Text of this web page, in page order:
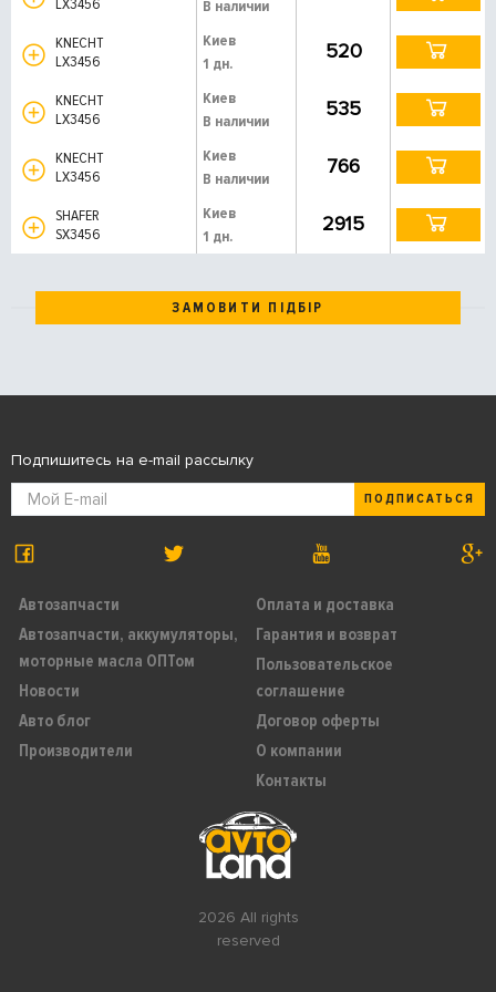
LX3456 В наличии
KNECHT
LX3456
Киев
1 дн.
520
KNECHT
LX3456
Киев
В наличии
535
KNECHT
LX3456
Киев
В наличии
766
SHAFER
SX3456
Киев
1 дн.
2915
ЗАМОВИТИ ПІДБІР
2026 All rights
reserved
Автозапчасти
Автозапчасти, аккумуляторы,
моторные масла ОПТом
Новости
Авто блог
Производители
Оплата и доставка
Гарантия и возврат
Пользовательское
соглашение
Договор оферты
О компании
Контакты
Подпишитесь на e-mail рассылку
ПОДПИСАТЬСЯ